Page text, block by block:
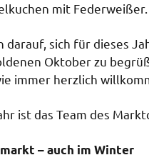
mit Federweißer.
darauf, sich für dieses
Oktober zu
immer herzlich
ist das Team des
– auch im Winter